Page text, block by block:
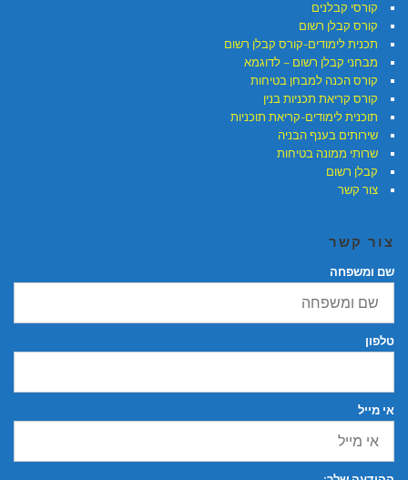
קורסי קבלנים
קורס קבלן רשום
תכנית לימודים-קורס קבלן רשום
מבחני קבלן רשום – לדוגמא
קורס הכנה למבחן בטיחות
קורס קריאת תכניות בנין
תוכנית לימודים-קריאת תוכניות
שירותים בענף הבניה
שרותי ממונה בטיחות
קבלן רשום
צור קשר
צור קשר
שם ומשפחה
טלפון
אי מייל